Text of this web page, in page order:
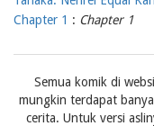
Chapter 1 : Chapter 1
Semua komik di
mungkin terdapat
cerita. Untuk versi